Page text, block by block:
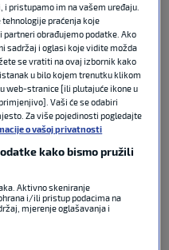
Španjolske. U El
katalonska
2:0 i tako
i matematički
posljednjeg
veliko slavlje igrača i
naslova, što
pristupamo im na vašem uređaju.
tehnologije praćenja koje
partneri obrađujemo podatke. Ako
sadržaj i oglasi koje vidite možda
se vratiti na ovaj izbornik kako
u bilo kojem trenutku klikom
web-stranice [ili plutajuće ikone u
Vaši će se odabiri
Za više pojedinosti pogledajte
o vašoj privatnosti
kako bismo pružili
Aktivno skeniranje
i/ili pristup podacima na
mjerenje oglašavanja i